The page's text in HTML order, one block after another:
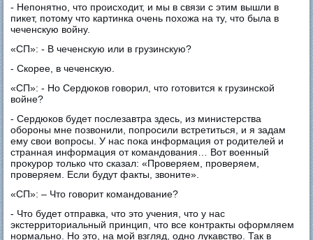
- Непонятно, что происходит, и мы в связи с этим вышли в
пикет, потому что картинка очень похожа на ту, что была в
чеченскую войну.
«СП»: - В чеченскую или в грузинскую?
- Скорее, в чеченскую.
«СП»: - Но Сердюков говорил, что готовится к грузинской
войне?
- Сердюков будет послезавтра здесь, из министерства
обороны мне позвонили, попросили встретиться, и я задам
ему свои вопросы. У нас пока информация от родителей и
странная информация от командования… Вот военный
прокурор только что сказал: «Проверяем, проверяем,
проверяем. Если будут факты, звоните».
«СП»: – Что говорит командование?
- Что будет отправка, что это учения, что у нас
экстерриториальный принцип, что все контракты оформляем
нормально. Но это, на мой взгляд, одно лукавство. Так в